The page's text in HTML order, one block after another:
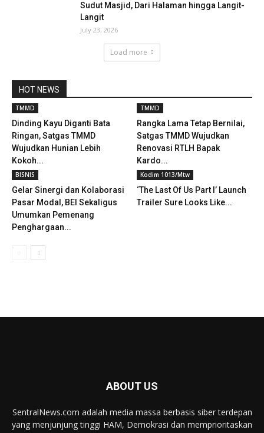
Sudut Masjid, Dari Halaman hingga Langit-
Langit
July 23, 2026
Load more
HOT NEWS
TMMD
Dinding Kayu Diganti Bata
Ringan, Satgas TMMD
Wujudkan Hunian Lebih
Kokoh...
TMMD
Rangka Lama Tetap Bernilai,
Satgas TMMD Wujudkan
Renovasi RTLH Bapak
Kardo...
BISNIS
Gelar Sinergi dan Kolaborasi
Pasar Modal, BEI Sekaligus
Umumkan Pemenang
Penghargaan...
Kodim 1013/Mtw
‘The Last Of Us Part I’ Launch
Trailer Sure Looks Like...
ABOUT US
SentralNews.com adalah media massa berbasis siber terdepan
yang menjunjung tinggi HAM, Demokrasi dan memprioritaskan